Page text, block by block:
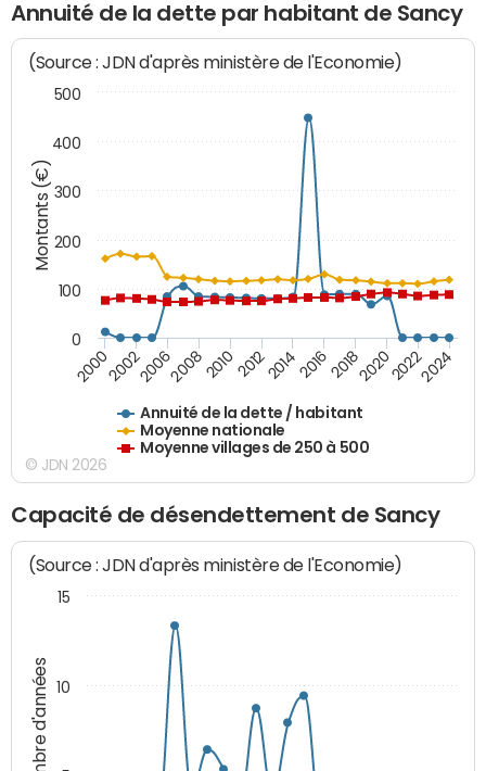
Annuité de la dette par habitant de Sancy
Montants (€)
(Source : JDN d'après ministère de l'Economie)
Annuité de la dette / habitant
Moyenne nationale
Moyenne villages de 250 à 500
200020022006200820102012201420162018202020222024
0
100
200
300
400
500
© JDN 2026
Capacité de désendettement de Sancy
Nombre d'années
(Source : JDN d'après ministère de l'Economie)
10
15